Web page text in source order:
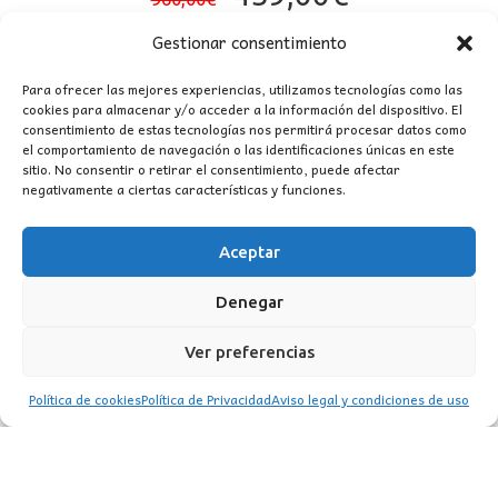
Gestionar consentimiento
Para ofrecer las mejores experiencias, utilizamos tecnologías como las
cookies para almacenar y/o acceder a la información del dispositivo. El
consentimiento de estas tecnologías nos permitirá procesar datos como
el comportamiento de navegación o las identificaciones únicas en este
sitio. No consentir o retirar el consentimiento, puede afectar
negativamente a ciertas características y funciones.
Aceptar
Denegar
Ver preferencias
Política de cookiesPolítica de PrivacidadAviso legal y condiciones de uso
original
era:
960,00€.
es:
439,00€.
WhatsApp
TikTok
Instagram